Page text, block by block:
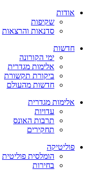
אודות
שקיפות
סדנאות והרצאות
חדשות
ימי הקורונה
אלימות מגדרית
ביקורת תקשורת
חדשות מהעולם
אלימות מגדרית
עדויות
תרבות האונס
תחקירים
פוליטיקה
הומלסית פוליטית
בחירות